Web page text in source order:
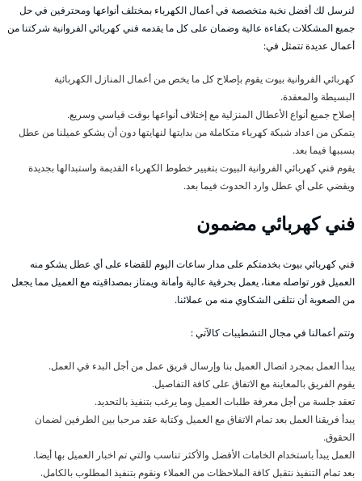
لنرسل لك أفضل نخبة متخصصة في أعمال الكهرباء بمختلف أنواعها ومحترفين في حل
جميع المشكلات بكفاءة عالية وضمان على كل ما يقدمه فني كهربائي الفروانية شركتنا من
أعمال عديدة تتمثل في:
كهربائي الفروانية بيوت يقوم بإصلاح كل ما يخص من أعمال المنازل الكهربائية
البسيطة والمعقدة.
إصلاح جميع أنواع الأعطال المنزلية مع إختلاف أنواعها بوقت قياسي وسريع.
يتمكن من اعداد شبكة كهرباء متكاملة من بدايتها لنهايتها دون أن يشكو عميلنا من عطل
بسببها فيما بعد.
يقوم فني كهربائي الفروانية البيوت بتغيير خطوط الكهرباء القديمة واستبدالها بجديدة
ويقضي على أي عطل وارد الحدوث فيما بعد.
فني كهربائي مضمون
فني كهربائي بيوت بخدمتكم على مدار ساعات اليوم للقضاء على أي عطل يشكو منه
العميل فور تواصله معنا، يعمل بحرفية عالية وأمانة ويمتاز بمصداقيته مع العميل مما يجعل
من الصعوبة أن نتلقى الشكاوي منه من عملائنا.
وتتم أعمالنا في مجال التشطيبات كالآتي :
يبدأ العمل بمجرد اتصال العميل بنا وإرسال فريق عمل من أجل البدء في العمل.
يقوم الفريق بالمعاينة مع الاتفاق على كافة التفاصيل.
تعقد جلسة من أجل معرفة طلبات العميل وما يرغب بتنفيذ بالتحديد.
يبدأ فريقنا العمل بعد تمام الاتفاق مع العميل وكتابة عقد مرحبا بين الطرفين لضمان
الحقوق.
العمل يبدأ باستخدام الخامات الأفضل والأكثر تناسب والتي تم اخبار العميل بها أيضا.
بعد تمام التنفيذ نتقبل كافة الملاحظات من العملاء ونقوم بتنفيذ المطلوب بالكامل.